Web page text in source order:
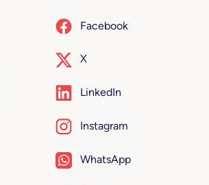
Facebook
X
LinkedIn
Instagram
WhatsApp